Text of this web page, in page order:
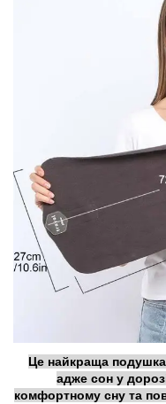
Це найкраща
адже сон у
комфортному сну та